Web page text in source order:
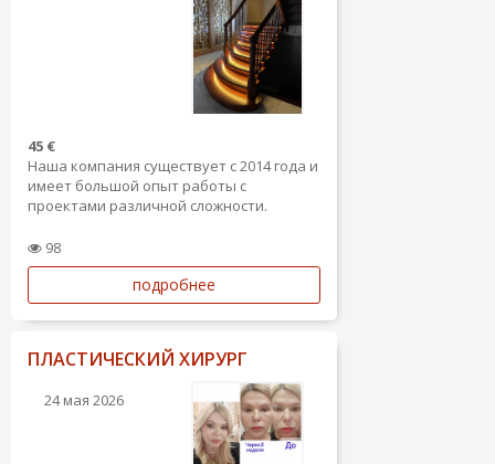
45 €
Наша компания существует с 2014 года и
имеет большой опыт работы с
проектами различной сложности.
Мы создаем как эксклюзивные, так и
бюджетные интерьеры. Имеем опыт
работы не только в Латвии, но и за
границей (Англия, Испания, Россия).
Наша команда предлагает...
98
подробнее
ПЛАСТИЧЕСКИЙ ХИРУРГ
24 мая 2026